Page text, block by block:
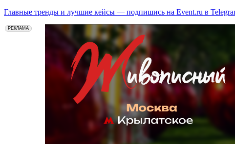
Главные тренды и лучшие кейсы — подпишись на Event.ru в
РЕКЛАМА